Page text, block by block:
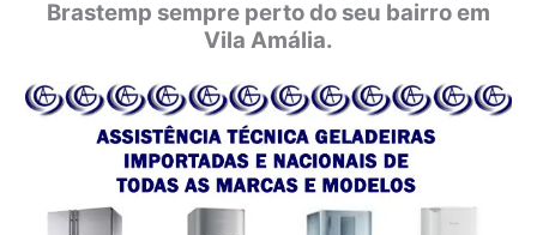
Brastemp sempre perto do seu bairro em
Vila Amália.